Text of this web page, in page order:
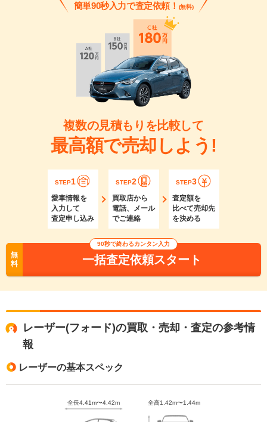
簡単90秒入力で査定依頼！ (無料)
複数の見積もりを比較して
最高額で売却しよう!
STEP1
愛車情報を
入力して
査定申し込み
STEP2
買取店から
電話、メール
でご連絡
STEP3
査定額を
比べて売却先
を決める
無
料
90秒で終わるカンタン入力
一括査定依頼スタート
レーザー(フォード)の買取・売却・査定の参考情
報
レーザーの基本スペック
全長4.41m〜4.42m 全高1.42m〜1.44m